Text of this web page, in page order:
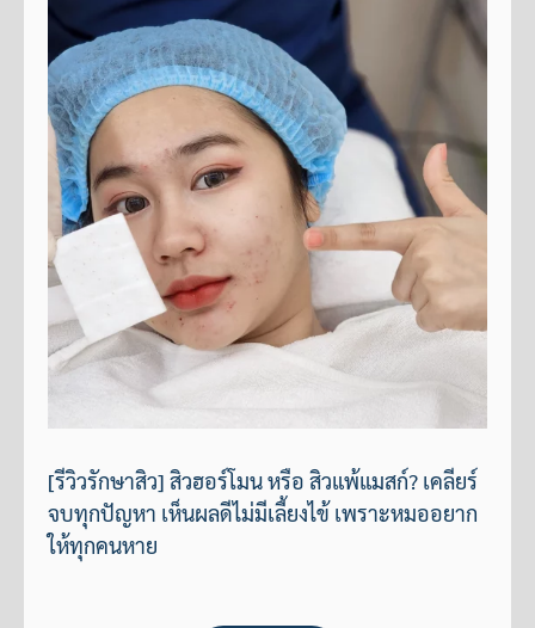
[รีวิวรักษาสิว] สิวฮอร์โมน หรือ สิวแพ้แมสก์? เคลียร์
จบทุกปัญหา เห็นผลดีไม่มีเลี้ยงไข้ เพราะหมออยาก
ให้ทุกคนหาย